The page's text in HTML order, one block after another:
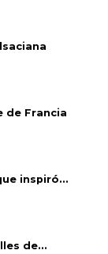
de Francia
inspiró...
de...